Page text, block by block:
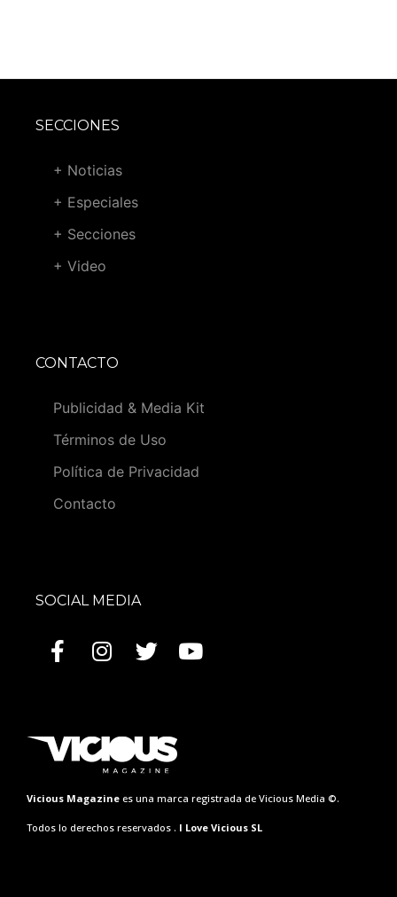
SECCIONES
+ Noticias
+ Especiales
+ Secciones
+ Video
CONTACTO
Publicidad & Media Kit
Términos de Uso
Política de Privacidad
Contacto
SOCIAL MEDIA
Vicious Magazine es una marca registrada de Vicious Media ©.
Todos lo derechos reservados . I Love Vicious SL